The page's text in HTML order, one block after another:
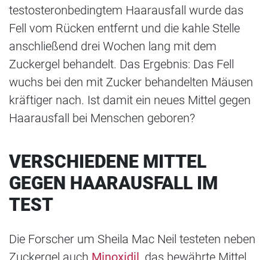
testosteronbedingtem Haarausfall wurde das
Fell vom Rücken entfernt und die kahle Stelle
anschließend drei Wochen lang mit dem
Zuckergel behandelt. Das Ergebnis: Das Fell
wuchs bei den mit Zucker behandelten Mäusen
kräftiger nach. Ist damit ein neues Mittel gegen
Haarausfall bei Menschen geboren?
VERSCHIEDENE MITTEL
GEGEN HAARAUSFALL IM
TEST
Die Forscher um Sheila Mac Neil testeten neben
Zuckergel auch Minoxidil , das bewährte Mittel